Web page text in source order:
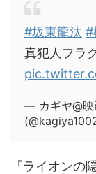
#坂東龍汰 #
真犯人フラ
— カギヤ@映
『ライオンの